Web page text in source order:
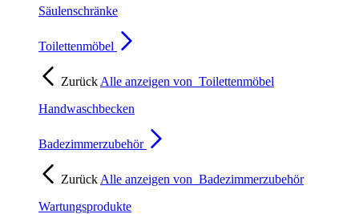
Säulenschränke
Toilettenmöbel
Zurück Alle anzeigen von Toilettenmöbel
Handwaschbecken
Badezimmerzubehör
Zurück Alle anzeigen von Badezimmerzubehör
Wartungsprodukte